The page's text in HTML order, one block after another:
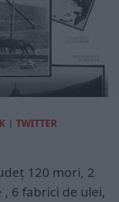
|TWITTER
120 mori, 2
6 fabrici de ulei,